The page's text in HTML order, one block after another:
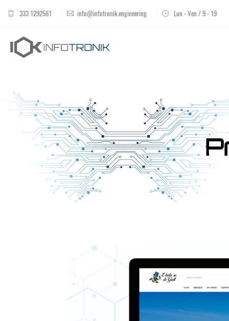
333 1292561 info@infotronik.engineering Lun - Ven / 9 - 19